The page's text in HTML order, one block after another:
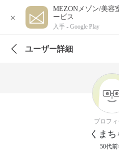
×
MEZONメゾン/美容
ービス
入手 - Google Play
ユーザー詳細
プロフ
くまち
50代